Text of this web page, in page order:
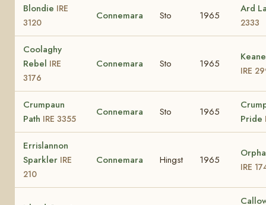
Blondie IRE
3120
Connemara Sto 1965
Ard
2333
Coolaghy
Rebel IRE
3176
Connemara Sto 1965
IRE
Crumpaun
Path IRE 3355
Connemara Sto 1965
Pride
Errislannon
Sparkler IRE
210
Connemara Hingst 1965
IRE